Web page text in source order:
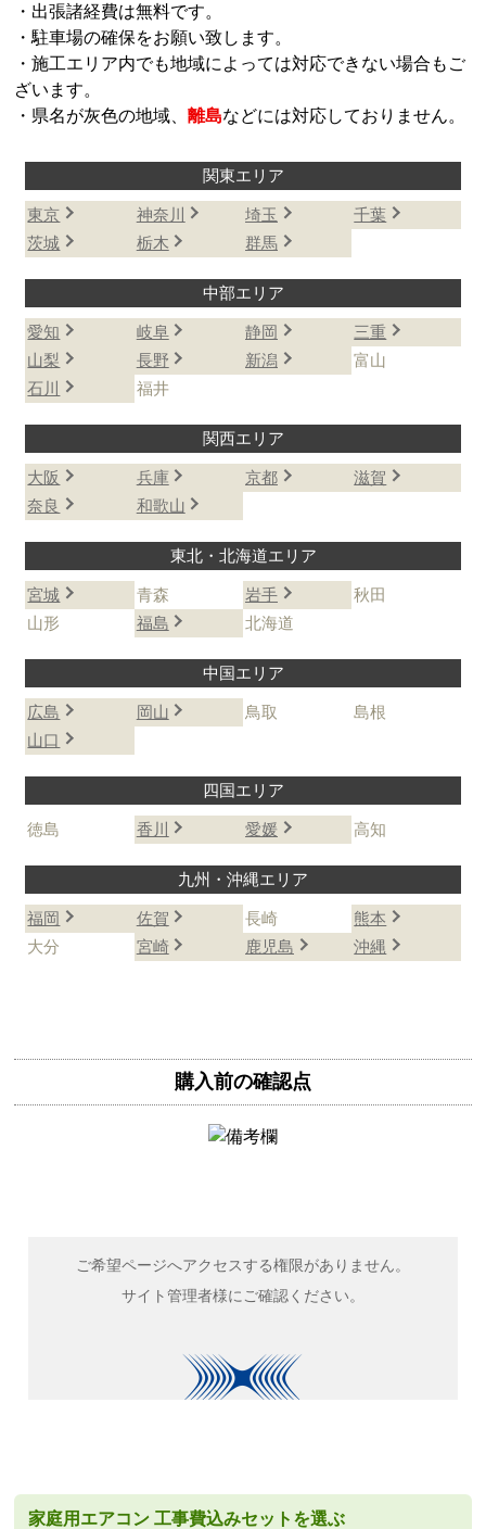
・出張諸経費は無料です。
・駐車場の確保をお願い致します。
・施工エリア内でも地域によっては対応できない場合もご
ざいます。
・県名が灰色の地域、離島などには対応しておりません。
関東エリア
東京 神奈川 埼玉
千葉
茨城
栃木 群馬
中部エリア
愛知 岐阜 静岡
三重
山梨
長野 新潟
富山
石川
福井
関西エリア
大阪 兵庫 京都
滋賀
奈良
和歌山
東北・北海道エリア
宮城 青森 岩手
秋田
山形
福島 北海道
中国エリア
広島 岡山 鳥取
島根
山口
四国エリア
徳島 香川 愛媛 高知
九州・沖縄エリア
福岡 佐賀 長崎
熊本
大分
宮崎 鹿児島 沖縄
購入前の確認点
家庭用エアコン 工事費込みセットを選ぶ